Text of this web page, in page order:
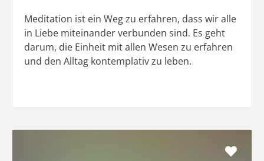
Meditation ist ein Weg zu erfahren, dass wir alle
in Liebe miteinander verbunden sind. Es geht
darum, die Einheit mit allen Wesen zu erfahren
und den Alltag kontemplativ zu leben.